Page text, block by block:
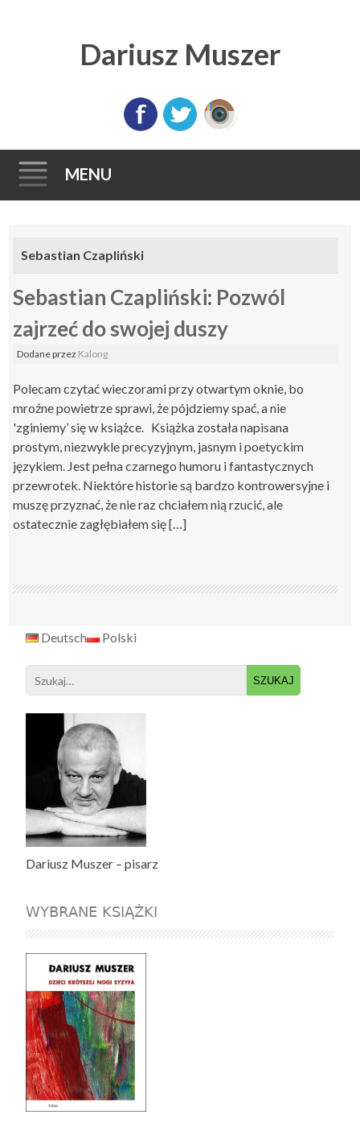
Dariusz Muszer
MENU
content
Sebastian Czapliński
Sebastian Czapliński: Pozwól
zajrzeć do swojej duszy
Dodaneprzez Kalong
Polecam czytać wieczorami przy otwartym oknie, bo
mroźne powietrze sprawi, że pójdziemy spać, a nie
'zginiemy’ się w książce. Książka została napisana
prostym, niezwykle precyzyjnym, jasnym i poetyckim
językiem. Jest pełna czarnego humoru i fantastycznych
przewrotek. Niektóre historie są bardzo kontrowersyjne i
muszę przyznać, że nie raz chciałem nią rzucić, ale
ostatecznie zagłębiałem się […]
Deutsch Polski
Search
for:
Dariusz Muszer – pisarz
WYBRANE KSIĄŻKI